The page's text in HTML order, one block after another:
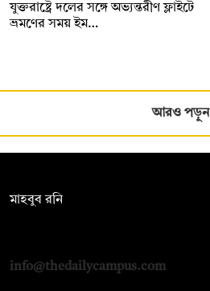
যুক্তরাষ্ট্রে দলের সঙ্গে অভ্যন্তরীণ ফ্লাইটে
ভ্রমণের সময় ইম…
আরও পড়ুন
মাহবুব রনি
info@thedailycampus.com